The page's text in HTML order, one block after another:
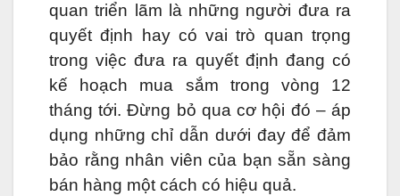
quan triển lãm là những người đưa ra
quyết định hay có vai trò quan trọng
trong việc đưa ra quyết định đang có
kế hoạch mua sắm trong vòng 12
tháng tới. Đừng bỏ qua cơ hội đó – áp
dụng những chỉ dẫn dưới đay để đảm
bảo rằng nhân viên của bạn sẵn sàng
bán hàng một cách có hiệu quả.